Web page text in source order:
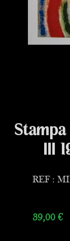
III
REF :
39,00 €